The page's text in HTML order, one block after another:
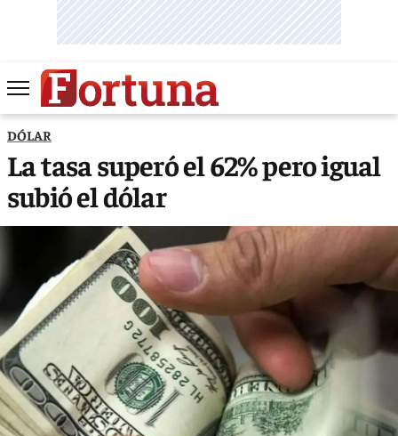
DÓLAR
La tasa superó el 62% pero igual
subió el dólar